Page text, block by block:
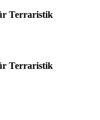
Terraristik
Terraristik